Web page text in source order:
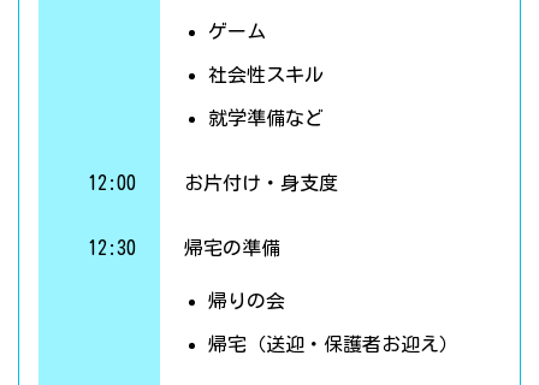
ゲーム
社会性スキル
就学準備など
12:00 お片付け・身支度
12:30 帰宅の準備
帰りの会
帰宅（送迎・保護者お迎え）